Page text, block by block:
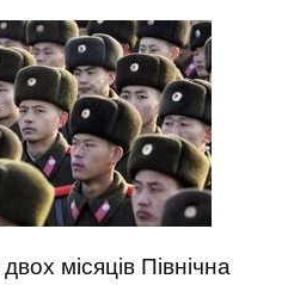
місяців Північна